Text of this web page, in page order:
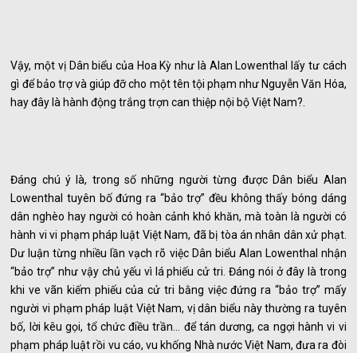
Vậy, một vị Dân biểu của Hoa Kỳ như là Alan Lowenthal lấy tư cách
gì để bảo trợ và giúp đỡ cho một tên tội phạm như Nguyễn Văn Hóa,
hay đây là hành động trắng trợn can thiệp nội bộ Việt Nam?.
Đáng chú ý là, trong số những người từng được Dân biểu Alan
Lowenthal tuyên bố đứng ra “bảo trợ” đều không thấy bóng dáng
dân nghèo hay người có hoàn cảnh khó khăn, mà toàn là người có
hành vi vi phạm pháp luật Việt Nam, đã bị tòa án nhân dân xử phạt.
Dư luận từng nhiều lần vạch rõ việc Dân biểu Alan Lowenthal nhận
“bảo trợ” như vậy chủ yếu vì lá phiếu cử tri. Đáng nói ở đây là trong
khi ve vãn kiếm phiếu của cử tri bằng việc đứng ra “bảo trợ” mấy
người vi phạm pháp luật Việt Nam, vị dân biểu này thường ra tuyên
bố, lời kêu gọi, tổ chức điều trần… để tán dương, ca ngợi hành vi vi
phạm pháp luật rồi vu cáo, vu khống Nhà nước Việt Nam, đưa ra đòi